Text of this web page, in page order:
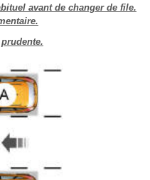
avant de changer de file.